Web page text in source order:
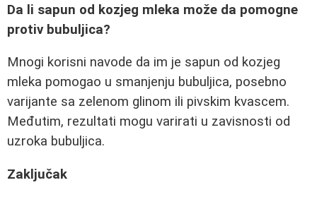
Da li sapun od kozjeg mleka može da pomogne
protiv bubuljica?
Mnogi korisni navode da im je sapun od kozjeg
mleka pomogao u smanjenju bubuljica, posebno
varijante sa zelenom glinom ili pivskim kvascem.
Međutim, rezultati mogu varirati u zavisnosti od
uzroka bubuljica.
Zaključak